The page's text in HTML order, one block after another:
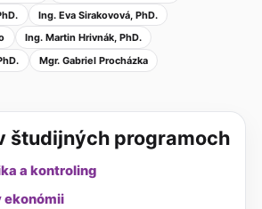
Ing. Eva Sirakovová, PhD.
Ing. Martin Hrivnák, PhD.
Mgr. Gabriel Procházka
študijných programoch
a kontroling
ekonómii